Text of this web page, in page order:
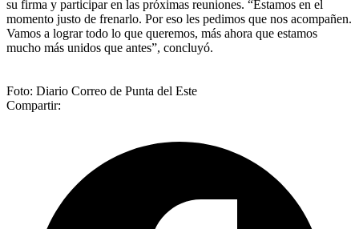
su firma y participar en las próximas reuniones. “Estamos en el
momento justo de frenarlo. Por eso les pedimos que nos acompañen.
Vamos a lograr todo lo que queremos, más ahora que estamos
mucho más unidos que antes”, concluyó.
Foto: Diario Correo de Punta del Este
Compartir: